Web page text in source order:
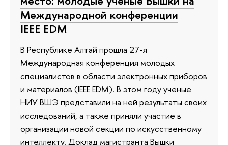
Международной конференции
IEEE EDM
В Республике Алтай прошла 27-я
Международная конференция молодых
специалистов в области электронных приборов
и материалов (IEEE EDM). В этом году ученые
НИУ ВШЭ представили на ней результаты своих
исследований, а также приняли участие в
организации новой секции по искусственному
интеллекту. Доклад магистранта Вышки